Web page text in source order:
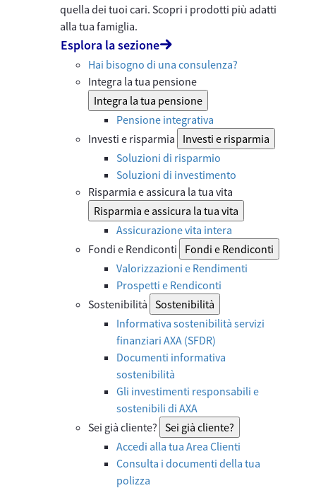
quella dei tuoi cari. Scopri i prodotti più adatti
alla tua famiglia.
Esplora la sezione
Hai bisogno di una consulenza?
Integra la tua pensione
Integra la tua pensione
Pensione integrativa
Investi e risparmia
Investi e risparmia
Soluzioni di risparmio
Soluzioni di investimento
Risparmia e assicura la tua vita
Risparmia e assicura la tua vita
Assicurazione vita intera
Fondi e Rendiconti
Fondi e Rendiconti
Valorizzazioni e Rendimenti
Prospetti e Rendiconti
Sostenibilità Sostenibilità
Informativa sostenibilità servizi
finanziari AXA (SFDR)
Documenti informativa
sostenibilità
Gli investimenti responsabili e
sostenibili di AXA
Sei già cliente? Sei già cliente?
Accedi alla tua Area Clienti
Consulta i documenti della tua
polizza